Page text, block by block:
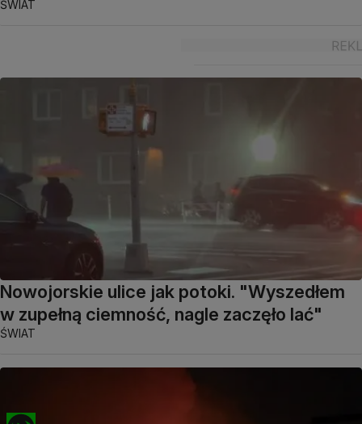
ŚWIAT
Nowojorskie ulice jak potoki. "Wyszedłem
w zupełną ciemność, nagle zaczęło lać"
ŚWIAT